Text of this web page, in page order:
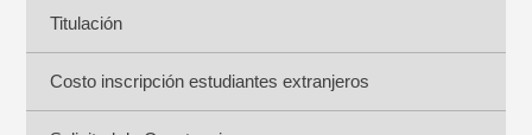
Titulación
Costo inscripción estudiantes extranjeros